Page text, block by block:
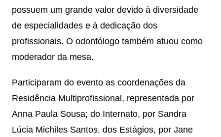
possuem um grande valor devido à diversidade
de especialidades e à dedicação dos
profissionais. O odontólogo também atuou como
moderador da mesa.
Participaram do evento as coordenações da
Residência Multiprofissional, representada por
Anna Paula Sousa; do Internato, por Sandra
Lúcia Michiles Santos, dos Estágios, por Jane